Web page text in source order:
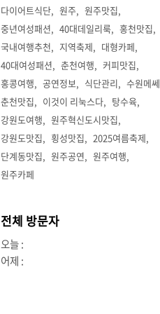
다이어트식단
원주
원주맛집
중년여성패션
40대데일리룩
홍천맛집
국내여행추천
지역축제
대형카페
40대여성패션
춘천여행
커피맛집
홍콩여행
공연정보 식단관리
수원메쎄
춘천맛집
이것이 리눅스다
탕수육
강원도여행
원주혁신도시맛집
강원도맛집
횡성맛집
2025여름축제
단계동맛집
원주공연
원주여행
원주카페
전체 방문자
오늘 :
어제 :